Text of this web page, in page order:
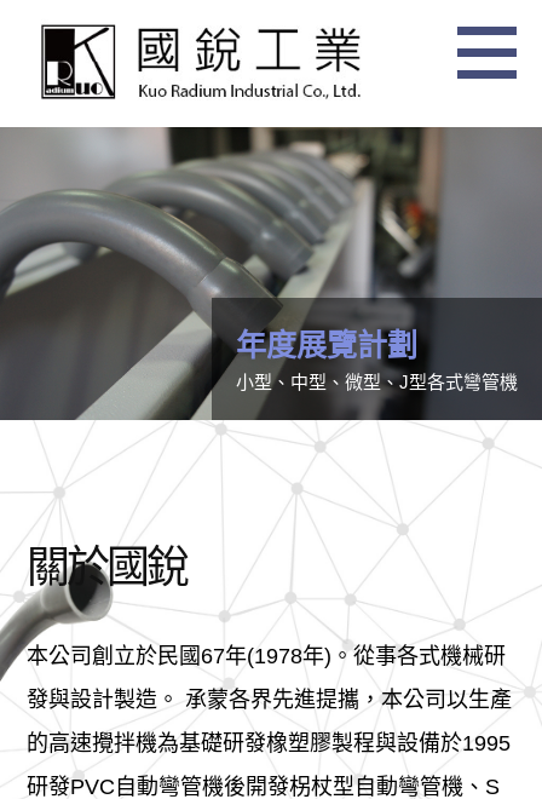
年度展覽計劃
小型、中型、微型、J型各式彎管機
關於國銳
本公司創立於民國67年(1978年)。從事各式機械研
發與設計製造。 承蒙各界先進提攜，本公司以生產
的高速攪拌機為基礎研發橡塑膠製程與設備於1995
研發PVC自動彎管機後開發柺杖型自動彎管機、S